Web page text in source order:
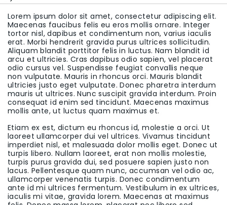
Lorem ipsum dolor sit amet, consectetur adipiscing elit.
Maecenas faucibus felis eu eros mollis ornare. Integer
tortor nisl, dapibus et condimentum non, varius iaculis
erat. Morbi hendrerit gravida purus ultrices sollicitudin.
Aliquam blandit porttitor felis in luctus. Nam blandit id
arcu et ultricies. Cras dapibus odio sapien, vel placerat
odio cursus vel. Suspendisse feugiat convallis neque
non vulputate. Mauris in rhoncus orci. Mauris blandit
ultricies justo eget vulputate. Donec pharetra interdum
mauris ut ultrices. Nunc suscipit gravida interdum. Proin
consequat id enim sed tincidunt. Maecenas maximus
mollis ante, ut luctus quam maximus et.
Etiam ex est, dictum eu rhoncus id, molestie a orci. Ut
laoreet ullamcorper dui vel ultrices. Vivamus tincidunt
imperdiet nisl, et malesuada dolor mollis eget. Donec ut
turpis libero. Nullam laoreet, erat non mollis molestie,
turpis purus gravida dui, sed posuere sapien justo non
lacus. Pellentesque quam nunc, accumsan vel odio ac,
ullamcorper venenatis turpis. Donec condimentum
ante id mi ultrices fermentum. Vestibulum in ex ultrices,
iaculis mi vitae, gravida lorem. Maecenas at maximus